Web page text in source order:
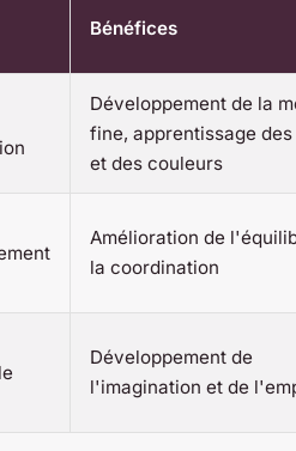
Bénéfices
Développement de la
fine, apprentissage
et des couleurs
Amélioration de
la coordination
Développement de
l'imagination et de